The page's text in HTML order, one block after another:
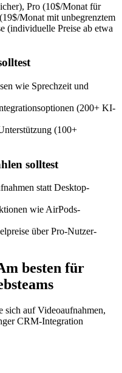
Pro (10$/Monat für
Monat mit unbegrenztem
(individuelle Preise ab etwa
wie Sprechzeit und
(200+ KI-
(100+
solltest
statt Desktop-
wie AirPods-
über Pro-Nutzer-
besten für
auf Videoaufnahmen,
CRM-Integration